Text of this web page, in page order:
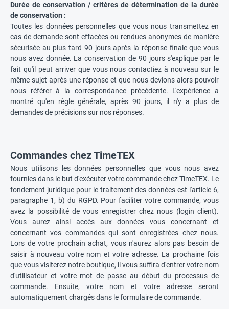
Durée de conservation / critères de détermination de la durée
de conservation :
Toutes les données personnelles que vous nous transmettez en
cas de demande sont effacées ou rendues anonymes de manière
sécurisée au plus tard 90 jours après la réponse finale que vous
nous avez donnée. La conservation de 90 jours s'explique par le
fait qu'il peut arriver que vous nous contactiez à nouveau sur le
même sujet après une réponse et que nous devions alors pouvoir
nous référer à la correspondance précédente. L'expérience a
montré qu'en règle générale, après 90 jours, il n'y a plus de
demandes de précisions sur nos réponses.
Commandes chez TimeTEX
Nous utilisons les données personnelles que vous nous avez
fournies dans le but d'exécuter votre commande chez TimeTEX. Le
fondement juridique pour le traitement des données est l'article 6,
paragraphe 1, b) du RGPD. Pour faciliter votre commande, vous
avez la possibilité de vous enregistrer chez nous (login client).
Vous aurez ainsi accès aux données vous concernant et
concernant vos commandes qui sont enregistrées chez nous.
Lors de votre prochain achat, vous n'aurez alors pas besoin de
saisir à nouveau votre nom et votre adresse. La prochaine fois
que vous visiterez notre boutique, il vous suffira d'entrer votre nom
d'utilisateur et votre mot de passe au début du processus de
commande. Ensuite, votre nom et votre adresse seront
automatiquement chargés dans le formulaire de commande.